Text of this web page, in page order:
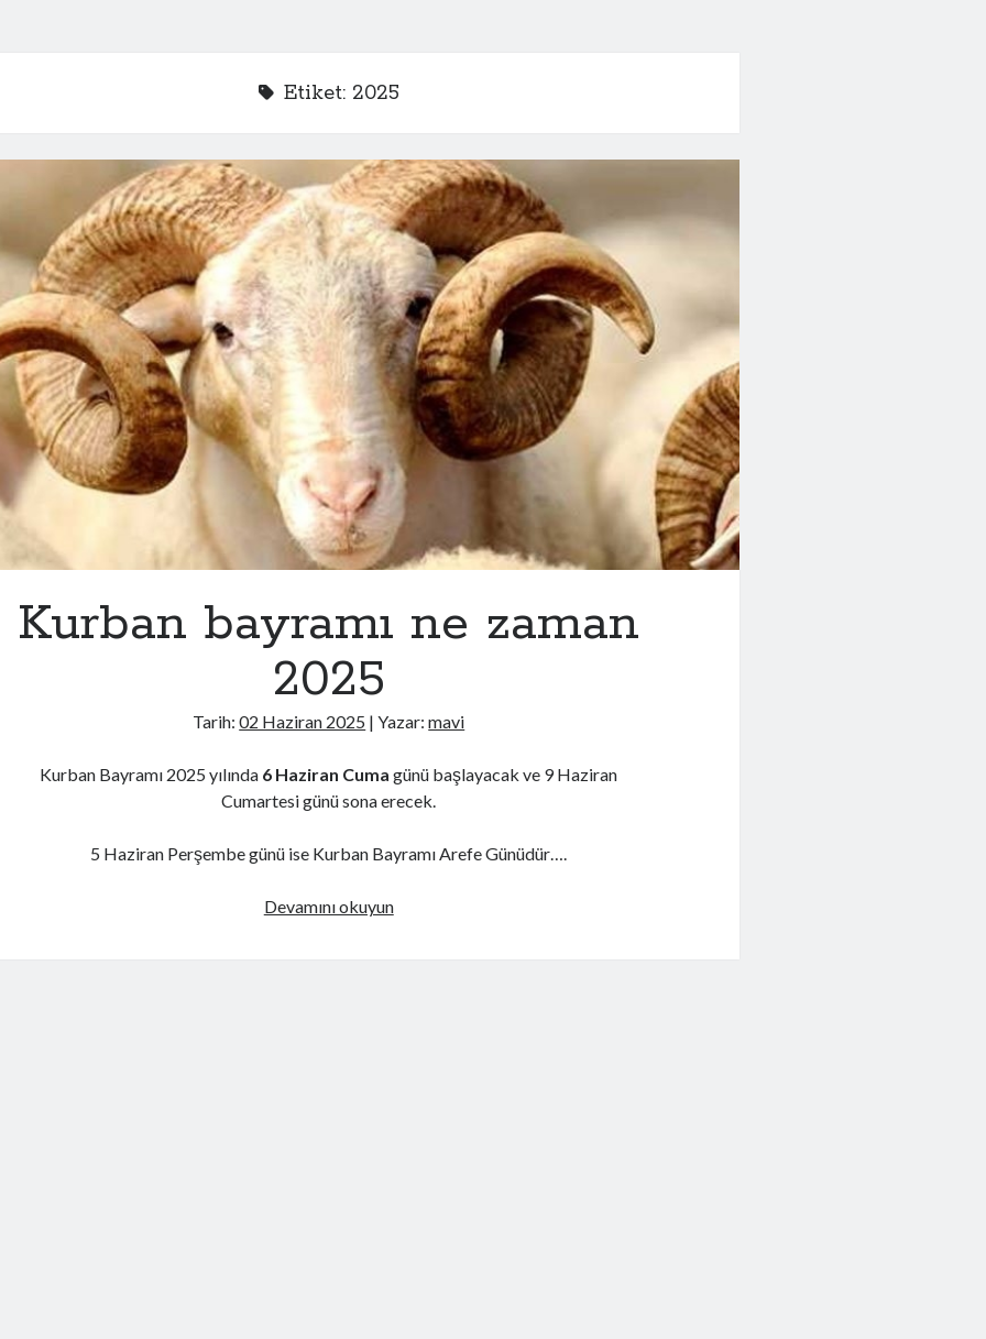
Etiket: 2025
Kurban bayramı ne zaman
2025
Tarih:02 Haziran 2025 | Yazar:mavi
Kurban Bayramı 2025 yılında 6 Haziran Cuma günü başlayacak ve 9 Haziran
Cumartesi günü sona erecek.
5 Haziran Perşembe günü ise Kurban Bayramı Arefe Günüdür….
Devamını okuyunKurban